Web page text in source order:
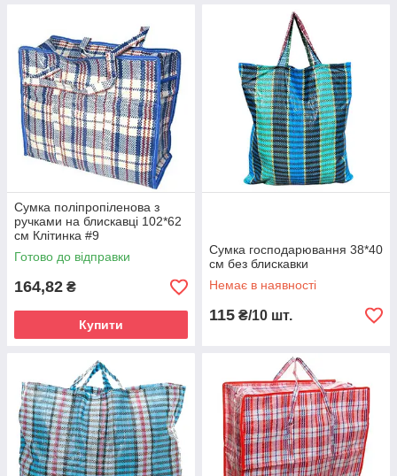
Сумка поліпропіленова з
ручками на блискавці 102*62
см Клітинка #9
Готово до відправки
164,82 ₴
Купити
Сумка господарювання 38*40
см без блискавки
Немає в наявності
115 ₴/10 шт.